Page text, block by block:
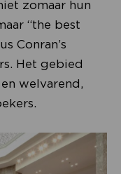
zomaar hun
“the best
Conran’s
Het gebied
welvarend,